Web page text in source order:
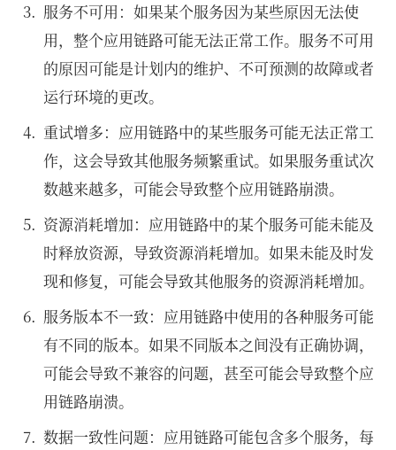
服务不可用：如果某个服务因为某些原因无法使
用，整个应用链路可能无法正常工作。服务不可用
的原因可能是计划内的维护、不可预测的故障或者
运行环境的更改。
重试增多：应用链路中的某些服务可能无法正常工
作，这会导致其他服务频繁重试。如果服务重试次
数越来越多，可能会导致整个应用链路崩溃。
资源消耗增加：应用链路中的某个服务可能未能及
时释放资源，导致资源消耗增加。如果未能及时发
现和修复，可能会导致其他服务的资源消耗增加。
服务版本不一致：应用链路中使用的各种服务可能
有不同的版本。如果不同版本之间没有正确协调，
可能会导致不兼容的问题，甚至可能会导致整个应
用链路崩溃。
数据一致性问题：应用链路可能包含多个服务，每